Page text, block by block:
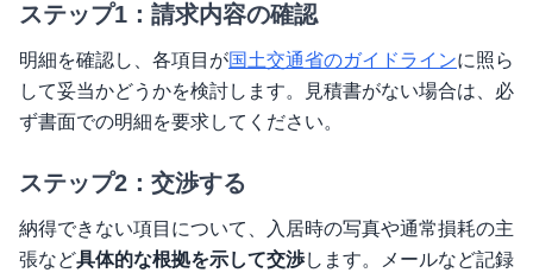
ステップ1：請求内容の確認
明細を確認し、各項目が国土交通省のガイドラインに照ら
して妥当かどうかを検討します。見積書がない場合は、必
ず書面での明細を要求してください。
ステップ2：交渉する
納得できない項目について、入居時の写真や通常損耗の主
張など具体的な根拠を示して交渉します。メールなど記録